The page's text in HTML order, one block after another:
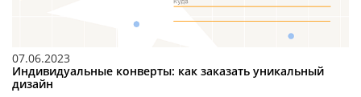
07.06.2023
Индивидуальные конверты: как заказать уникальный
дизайн